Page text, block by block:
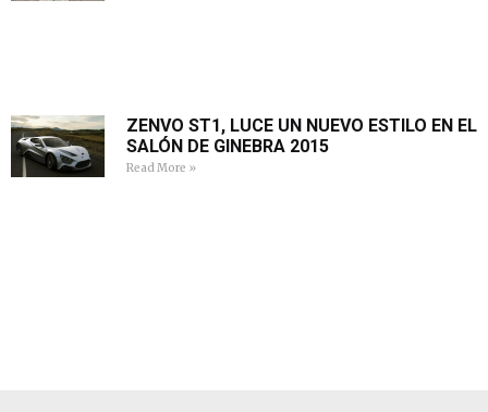
ZENVO ST1, LUCE UN NUEVO ESTILO EN EL
SALÓN DE GINEBRA 2015
Read More »